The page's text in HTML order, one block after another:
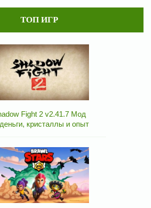
ТОП ИГР
Fight 2 v2.41.7 Мод
кристаллы и опыт